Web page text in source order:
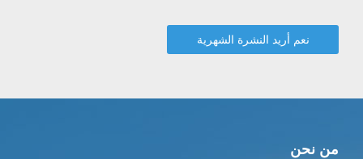
من نحن